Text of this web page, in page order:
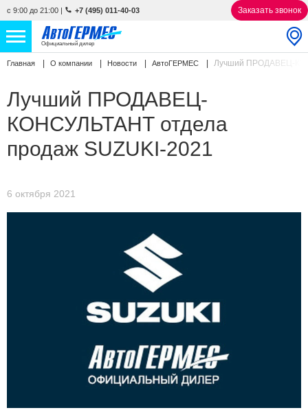
с 9:00 до 21:00 | +7 (495) 011-40-03 Заказать звонок
Официальный дилер
НОВЫЕ АВТОМОБИЛИ 4852 авто
С ПРОБЕГОМ 855 авто
СЕРВИС
АКЦИИ
Избранное
Личный кабинет
Главная О компании Новости АвтоГЕРМЕС Лучший ПРОДАВЕЦ-
Лучший ПРОДАВЕЦ-
КОНСУЛЬТАНТ отдела
продаж SUZUKI-2021
6 октября 2021